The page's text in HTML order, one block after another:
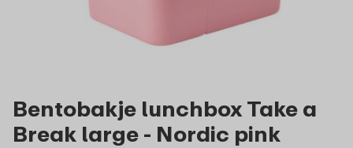
Bentobakje lunchbox Take a
Break large - Nordic pink